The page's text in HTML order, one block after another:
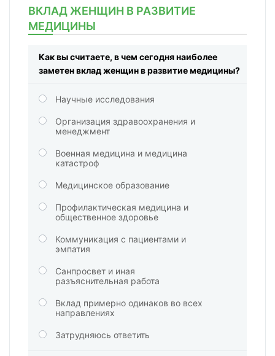
ВКЛАД ЖЕНЩИН В РАЗВИТИЕ
МЕДИЦИНЫ
Как вы считаете, в чем сегодня наиболее
заметен вклад женщин в развитие медицины?
Научные исследования
Организация здравоохранения и
менеджмент
Военная медицина и медицина
катастроф
Медицинское образование
Профилактическая медицина и
общественное здоровье
Коммуникация с пациентами и
эмпатия
Санпросвет и иная
разъяснительная работа
Вклад примерно одинаков во всех
направлениях
Затрудняюсь ответить